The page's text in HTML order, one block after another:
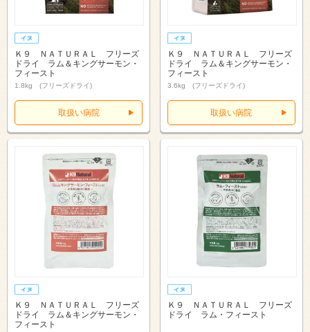
Ｋ９ ＮＡＴＵＲＡＬ フリーズ
ドライ ラム＆キングサーモン・
フィースト
1.8kg (フリーズドライ)
取扱い病院
Ｋ９ ＮＡＴＵＲＡＬ フリーズ
ドライ ラム＆キングサーモン・
フィースト
3.6kg (フリーズドライ)
取扱い病院
Ｋ９ ＮＡＴＵＲＡＬ フリーズ
ドライ ラム＆キングサーモン・
フィースト
Ｋ９ ＮＡＴＵＲＡＬ フリーズ
ドライ ラム・フィースト